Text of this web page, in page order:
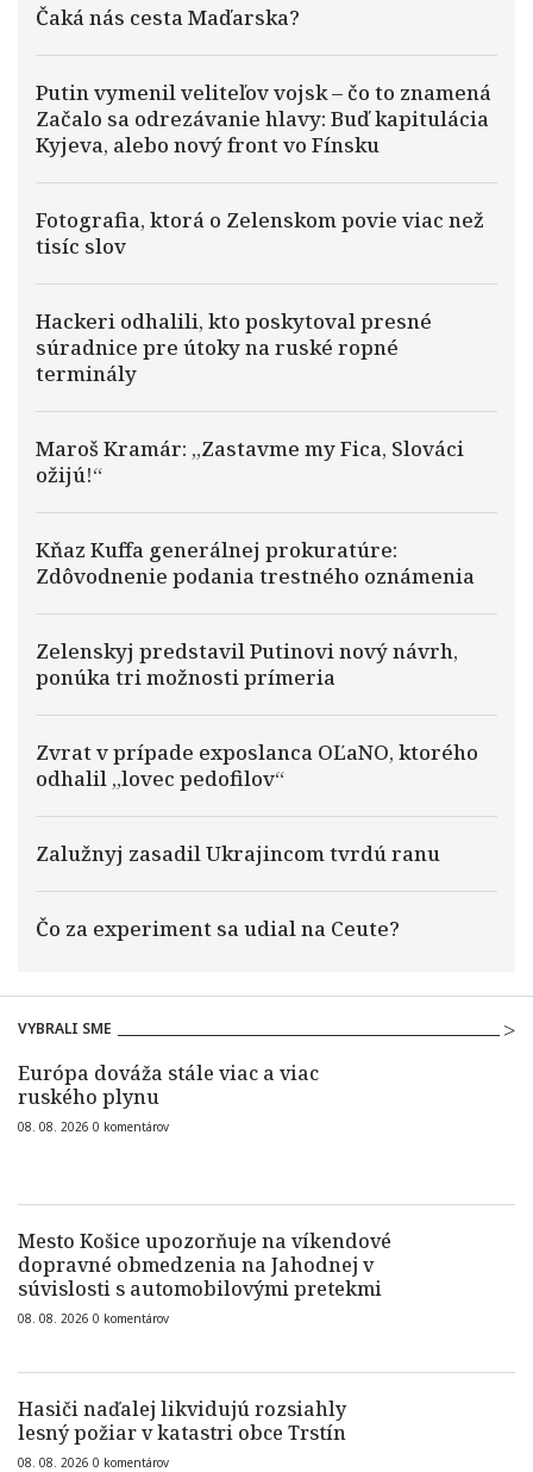
Čaká nás cesta Maďarska?
Putin vymenil veliteľov vojsk – čo to znamená
Začalo sa odrezávanie hlavy: Buď kapitulácia
Kyjeva, alebo nový front vo Fínsku
Fotografia, ktorá o Zelenskom povie viac než
tisíc slov
Hackeri odhalili, kto poskytoval presné
súradnice pre útoky na ruské ropné
terminály
Maroš Kramár: „Zastavme my Fica, Slováci
ožijú!“
Kňaz Kuffa generálnej prokuratúre:
Zdôvodnenie podania trestného oznámenia
Zelenskyj predstavil Putinovi nový návrh,
ponúka tri možnosti prímeria
Zvrat v prípade exposlanca OĽaNO, ktorého
odhalil „lovec pedofilov“
Zalužnyj zasadil Ukrajincom tvrdú ranu
Čo za experiment sa udial na Ceute?
VYBRALI SME
Európa dováža stále viac a viac
ruského plynu
08. 08. 2026 0 komentárov
Mesto Košice upozorňuje na víkendové
dopravné obmedzenia na Jahodnej v
súvislosti s automobilovými pretekmi
08. 08. 2026 0 komentárov
Hasiči naďalej likvidujú rozsiahly
lesný požiar v katastri obce Trstín
08. 08. 2026 0 komentárov